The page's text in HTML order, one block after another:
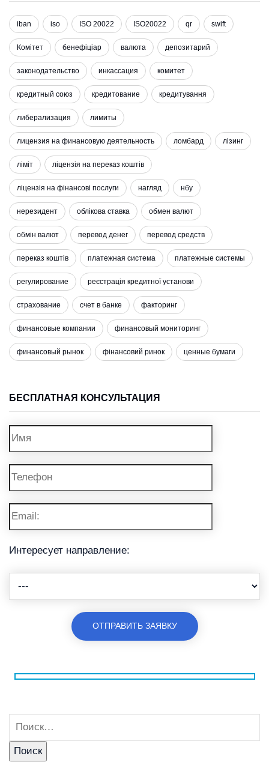
iban iso ISO 20022 ISO20022 qr swift
Комітет бенефіціар валюта депозитарий
законодательство инкассация комитет
кредитный союз кредитование кредитування
либерализация лимиты
лицензия на финансовую деятельность ломбард лізинг
ліміт ліцензія на переказ коштів
ліцензія на фінансові послуги нагляд нбу
нерезидент облікова ставка обмен валют
обмін валют перевод денег перевод средств
переказ коштів платежная система платежные системы
регулирование реєстрація кредитної установи
страхование счет в банке факторинг
финансовые компании финансовый мониторинг
финансовый рынок фінансовий ринок ценные бумаги
БЕСПЛАТНАЯ КОНСУЛЬТАЦИЯ
Интересует направление: